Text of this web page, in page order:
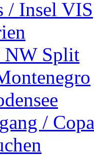
/ Insel VIS
NW Split
/